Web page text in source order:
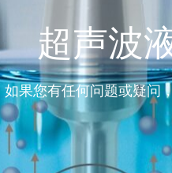
超声波
如果您有任何问题或疑问